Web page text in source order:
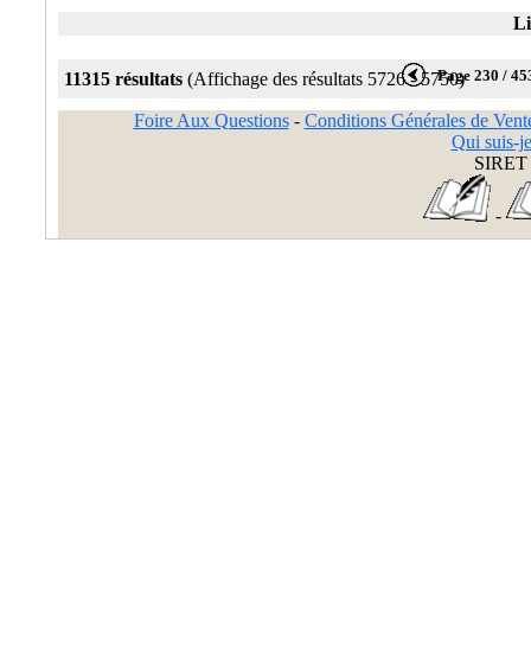
11315 résultats (Affichage des résultats 5726 - 5750)Page 230 /
Foire Aux Questions- Conditions Générales de
Qui suis-
SIRET
-